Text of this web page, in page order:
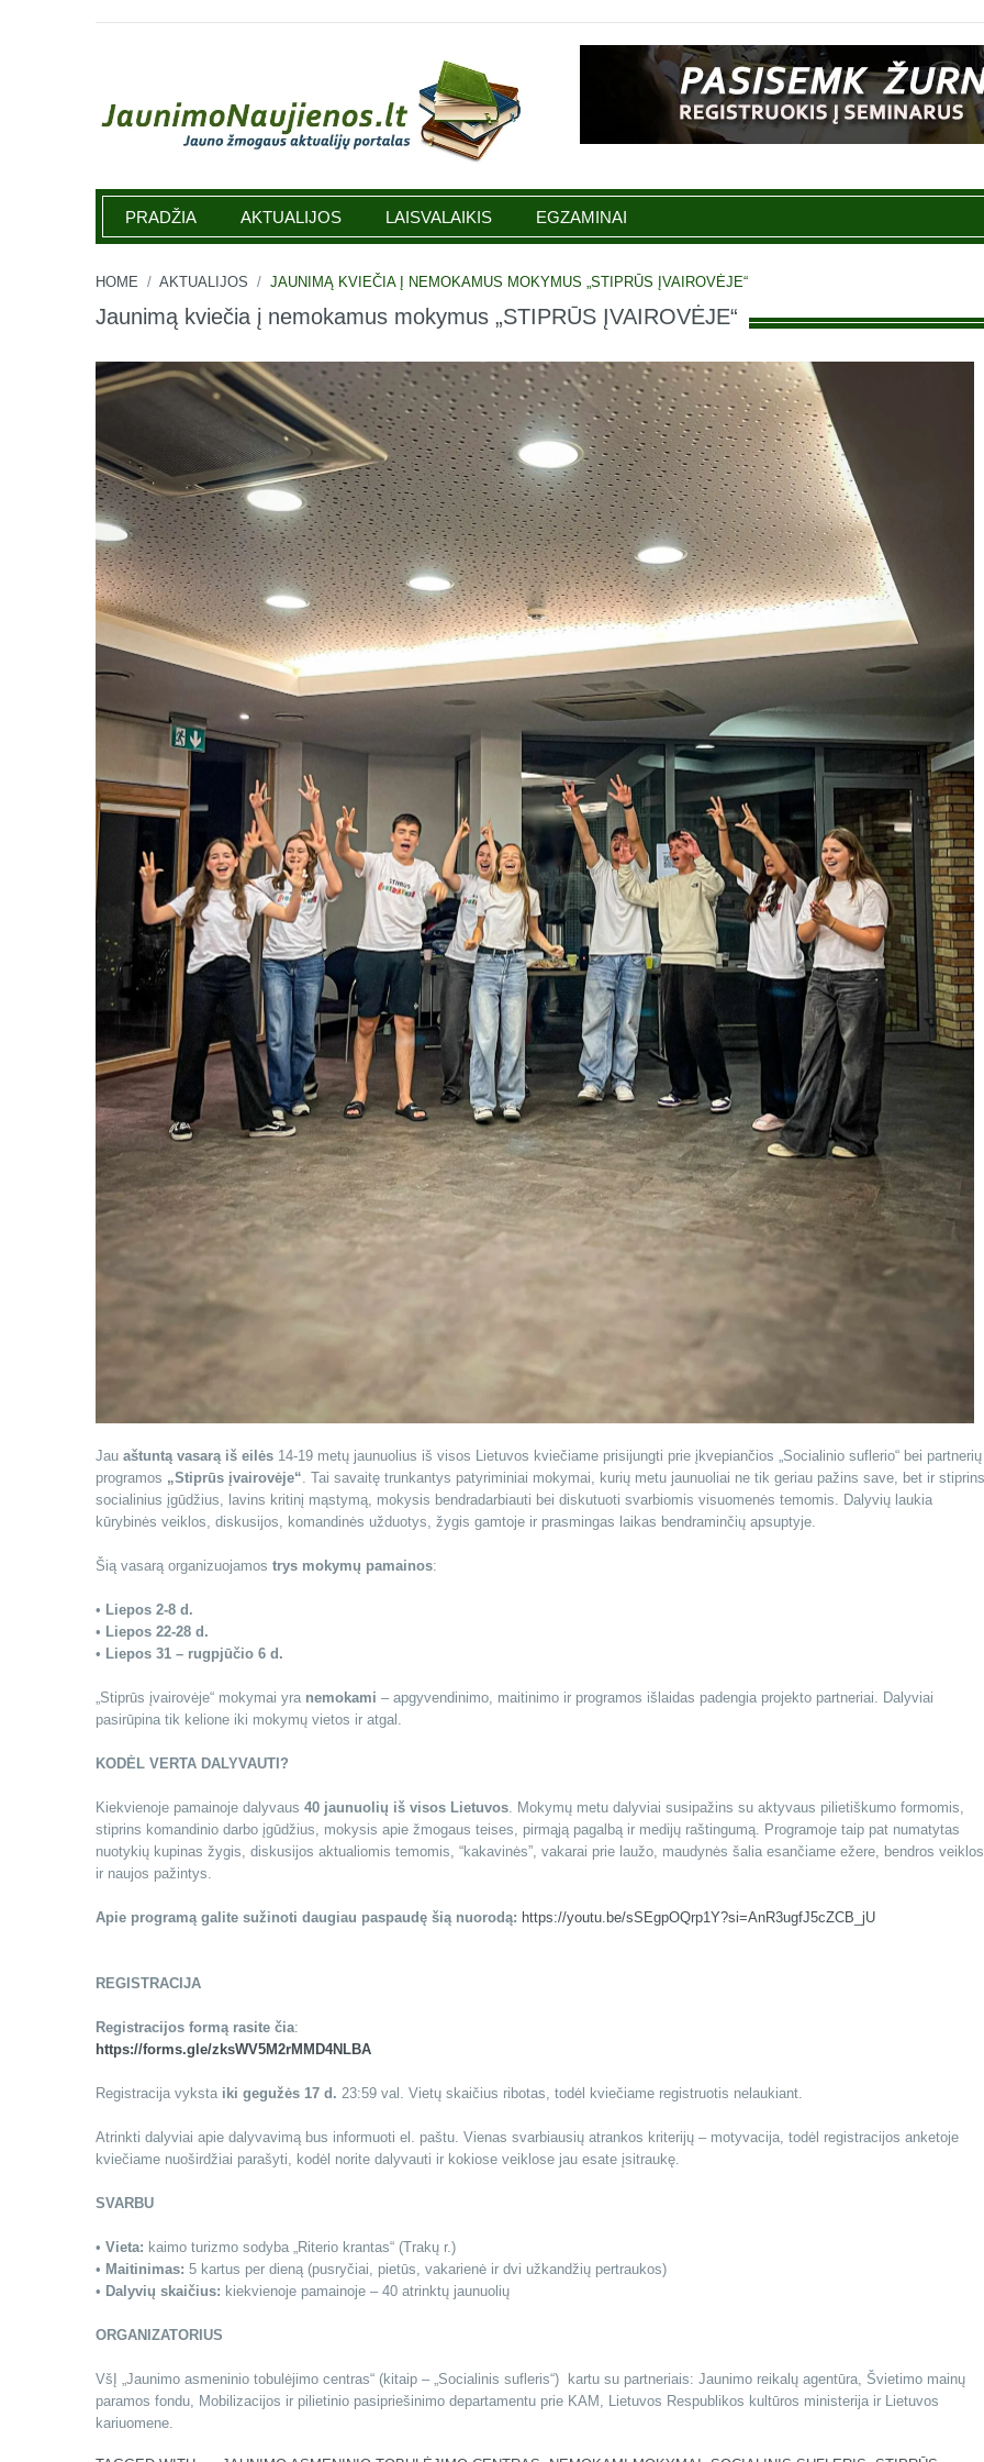
Jaunimonaujienos.lt
PRADŽIA AKTUALIJOS LAISVALAIKIS EGZAMINAI
HOME / AKTUALIJOS / JAUNIMĄ KVIEČIA Į NEMOKAMUS MOKYMUS „STIPRŪS ĮVAIROVĖJE“
Jaunimą kviečia į nemokamus mokymus „STIPRŪS ĮVAIROVĖJE“
Jau aštuntą vasarą iš eilės 14-19 metų jaunuolius iš visos Lietuvos kviečiame prisijungti prie įkvepiančios „Socialinio suflerio“ bei partnerių
programos „Stiprūs įvairovėje“. Tai savaitę trunkantys patyriminiai mokymai, kurių metu jaunuoliai ne tik geriau pažins save, bet ir stiprins
socialinius įgūdžius, lavins kritinį mąstymą, mokysis bendradarbiauti bei diskutuoti svarbiomis visuomenės temomis. Dalyvių laukia
kūrybinės veiklos, diskusijos, komandinės užduotys, žygis gamtoje ir prasmingas laikas bendraminčių apsuptyje.
Šią vasarą organizuojamos trys mokymų pamainos:
• Liepos 2-8 d.
• Liepos 22-28 d.
• Liepos 31 – rugpjūčio 6 d.
„Stiprūs įvairovėje“ mokymai yra nemokami – apgyvendinimo, maitinimo ir programos išlaidas padengia projekto partneriai. Dalyviai
pasirūpina tik kelione iki mokymų vietos ir atgal.
KODĖL VERTA DALYVAUTI?
Kiekvienoje pamainoje dalyvaus 40 jaunuolių iš visos Lietuvos. Mokymų metu dalyviai susipažins su aktyvaus pilietiškumo formomis,
stiprins komandinio darbo įgūdžius, mokysis apie žmogaus teises, pirmąją pagalbą ir medijų raštingumą. Programoje taip pat numatytas
nuotykių kupinas žygis, diskusijos aktualiomis temomis, “kakavinės”, vakarai prie laužo, maudynės šalia esančiame ežere, bendros veiklos
ir naujos pažintys.
Apie programą galite sužinoti daugiau paspaudę šią nuorodą: https://youtu.be/sSEgpOQrp1Y?si=AnR3ugfJ5cZCB_jU
REGISTRACIJA
Registracijos formą rasite čia:
https://forms.gle/zksWV5M2rMMD4NLBA
Registracija vyksta iki gegužės 17 d. 23:59 val. Vietų skaičius ribotas, todėl kviečiame registruotis nelaukiant.
Atrinkti dalyviai apie dalyvavimą bus informuoti el. paštu. Vienas svarbiausių atrankos kriterijų – motyvacija, todėl registracijos anketoje
kviečiame nuoširdžiai parašyti, kodėl norite dalyvauti ir kokiose veiklose jau esate įsitraukę.
SVARBU
• Vieta: kaimo turizmo sodyba „Riterio krantas“ (Trakų r.)
• Maitinimas: 5 kartus per dieną (pusryčiai, pietūs, vakarienė ir dvi užkandžių pertraukos)
• Dalyvių skaičius: kiekvienoje pamainoje – 40 atrinktų jaunuolių
ORGANIZATORIUS
VšĮ „Jaunimo asmeninio tobulėjimo centras“ (kitaip – „Socialinis sufleris“) kartu su partneriais: Jaunimo reikalų agentūra, Švietimo mainų
paramos fondu, Mobilizacijos ir pilietinio pasipriešinimo departamentu prie KAM, Lietuvos Respublikos kultūros ministerija ir Lietuvos
kariuomene.